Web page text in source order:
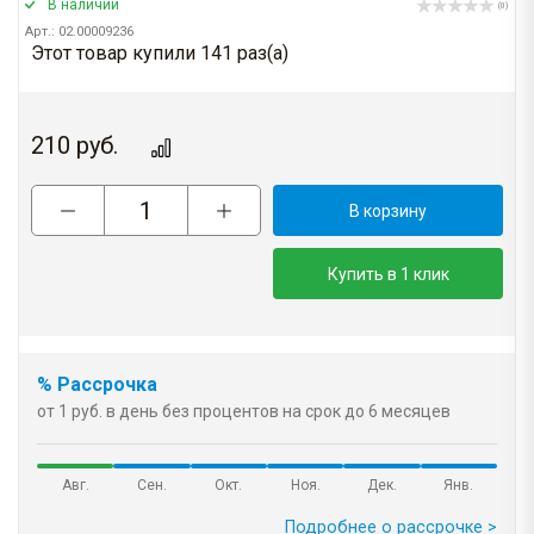
В наличии
Арт.: 02.00009236
(0)
Этот товар купили 141 раз(a)
210 руб.
В корзину
Купить в 1 клик
% Рассрочка
от 1 руб. в день без процентов на срок до 6 месяцев
Авг. Сен. Окт. Ноя. Дек. Янв.
Подробнее о рассрочке >